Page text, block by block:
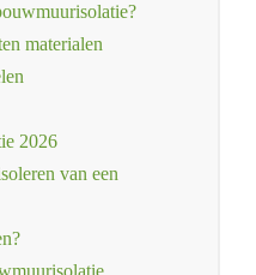
materialen
2026
van een